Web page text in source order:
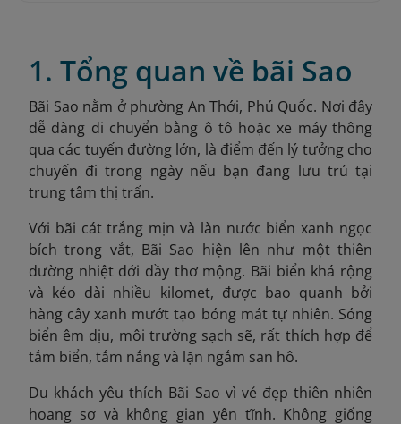
1. Tổng quan về bãi Sao
Bãi Sao nằm ở phường An Thới, Phú Quốc. Nơi đây
dễ dàng di chuyển bằng ô tô hoặc xe máy thông
qua các tuyến đường lớn, là điểm đến lý tưởng cho
chuyến đi trong ngày nếu bạn đang lưu trú tại
trung tâm thị trấn.
Với bãi cát trắng mịn và làn nước biển xanh ngọc
bích trong vắt, Bãi Sao hiện lên như một thiên
đường nhiệt đới đầy thơ mộng. Bãi biển khá rộng
và kéo dài nhiều kilomet, được bao quanh bởi
hàng cây xanh mướt tạo bóng mát tự nhiên. Sóng
biển êm dịu, môi trường sạch sẽ, rất thích hợp để
tắm biển, tắm nắng và lặn ngắm san hô.
Du khách yêu thích Bãi Sao vì vẻ đẹp thiên nhiên
hoang sơ và không gian yên tĩnh. Không giống